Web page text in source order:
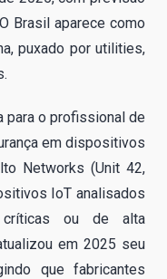
Brasil aparece como
puxado por utilities,
para o profissional de
em dispositivos
Networks (Unit 42,
IoT analisados
críticas ou de alta
em 2025 seu
que fabricantes